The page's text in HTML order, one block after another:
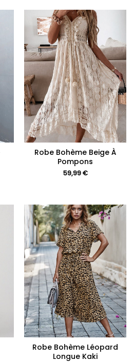
Robe Bohème Beige À
Pompons
59,99€
Robe Bohème Léopard
Longue Kaki